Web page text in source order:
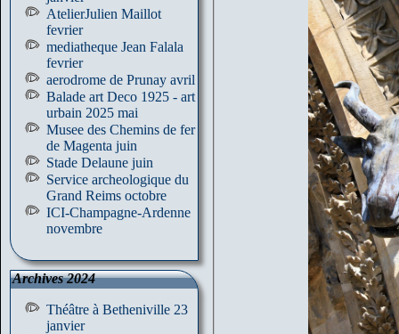
AtelierJulien Maillot
fevrier
mediatheque Jean Falala
fevrier
aerodrome de Prunay avril
Balade art Deco 1925 - art
urbain 2025 mai
Musee des Chemins de fer
de Magenta juin
Stade Delaune juin
Service archeologique du
Grand Reims octobre
ICI-Champagne-Ardenne
novembre
Archives 2024
Théâtre à Betheniville 23
janvier